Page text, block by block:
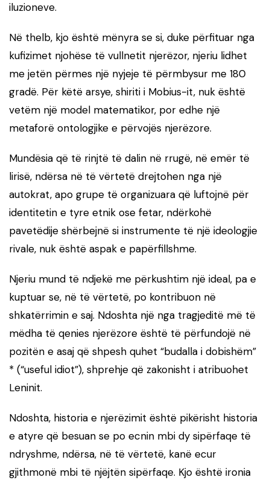
iluzioneve.
Në thelb, kjo është mënyra se si, duke përfituar nga
kufizimet njohëse të vullnetit njerëzor, njeriu lidhet
me jetën përmes një nyjeje të përmbysur me 180
gradë. Për këtë arsye, shiriti i Mobius-it, nuk është
vetëm një model matematikor, por edhe një
metaforë ontologjike e përvojës njerëzore.
Mundësia që të rinjtë të dalin në rrugë, në emër të
lirisë, ndërsa në të vërtetë drejtohen nga një
autokrat, apo grupe të organizuara që luftojnë për
identitetin e tyre etnik ose fetar, ndërkohë
pavetëdije shërbejnë si instrumente të një ideologjie
rivale, nuk është aspak e papërfillshme.
Njeriu mund të ndjekë me përkushtim një ideal, pa e
kuptuar se, në të vërtetë, po kontribuon në
shkatërrimin e saj. Ndoshta një nga tragjeditë më të
mëdha të qenies njerëzore është të përfundojë në
pozitën e asaj që shpesh quhet “budalla i dobishëm”
* (“useful idiot”), shprehje që zakonisht i atribuohet
Leninit.
Ndoshta, historia e njerëzimit është pikërisht historia
e atyre që besuan se po ecnin mbi dy sipërfaqe të
ndryshme, ndërsa, në të vërtetë, kanë ecur
gjithmonë mbi të njëjtën sipërfaqe. Kjo është ironia